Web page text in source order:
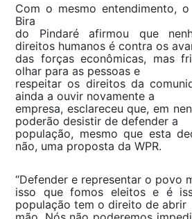
Com o mesmo entendimento,
Bira
do Pindaré afirmou que
direitos humanos é contra os
das forças econômicas, mas
olhar para as pessoas e
respeitar os direitos da
ainda a ouvir novamente a
empresa, esclareceu que, em
poderão desistir de defender a
população, mesmo que esta
não, uma proposta da WPR.
“Defender e representar o povo
isso que fomos eleitos e é
população tem o direito de abrir